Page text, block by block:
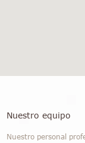
Nuestro equipo
Nuestro personal